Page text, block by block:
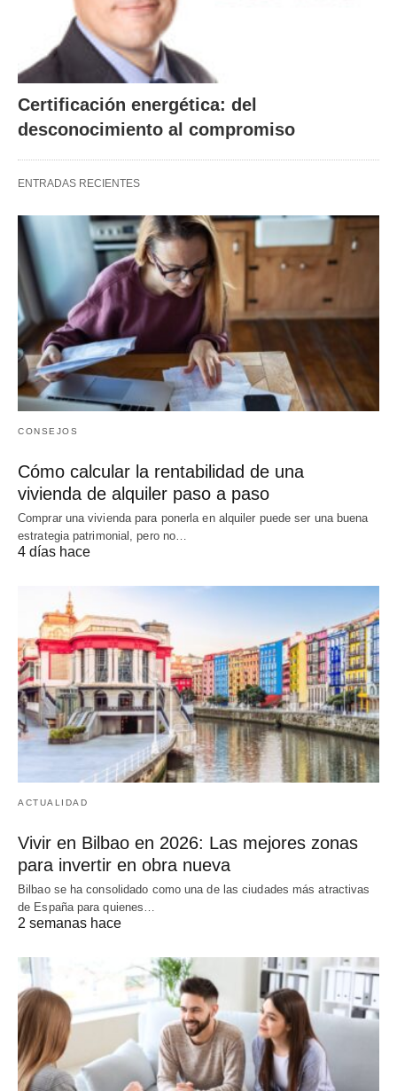
Certificación energética: del
desconocimiento al compromiso
ENTRADAS RECIENTES
CONSEJOS
Cómo calcular la rentabilidad de una
vivienda de alquiler paso a paso
Comprar una vivienda para ponerla en alquiler puede ser una buena
estrategia patrimonial, pero no…
4 días hace
ACTUALIDAD
Vivir en Bilbao en 2026: Las mejores zonas
para invertir en obra nueva
Bilbao se ha consolidado como una de las ciudades más atractivas
de España para quienes…
2 semanas hace